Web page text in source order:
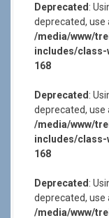
Deprecated :
deprecated, use
/media/www/
includes/
168
Deprecated :
deprecated, use
/media/www/
includes/
168
Deprecated :
deprecated, use
/media/www/